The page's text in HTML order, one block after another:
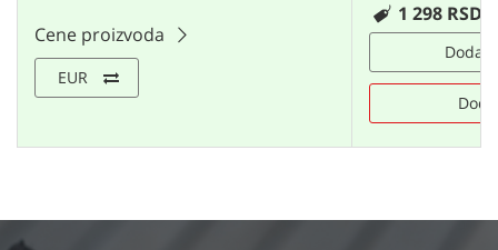
Cene proizvoda
EUR
1 298 RSD
Dodaj